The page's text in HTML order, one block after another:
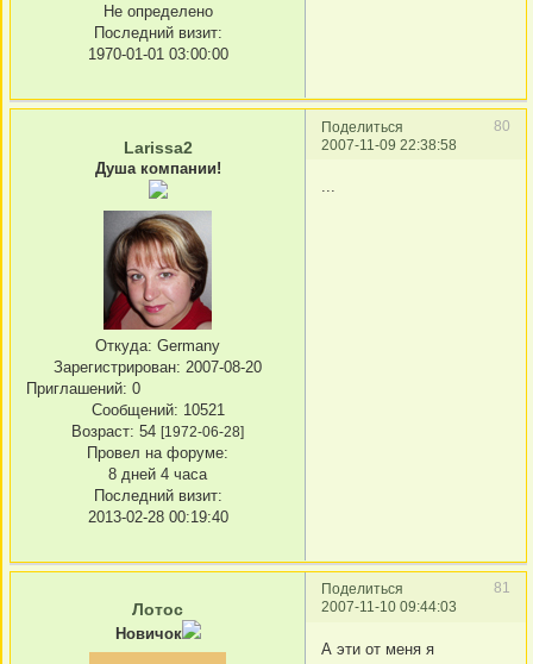
Не определено
Последний визит:
1970-01-01 03:00:00
Поделиться
80
2007-11-09 22:38:58
Larissa2
Душа компании!
Откуда: Germany
Зарегистрирован: 2007-08-20
Приглашений: 0
Сообщений: 10521
Возраст: 54 [1972-06-28]
Провел на форуме:
8 дней 4 часа
Последний визит:
2013-02-28 00:19:40
...
Поделиться
81
2007-11-10 09:44:03
Лотос
Новичок
А эти от меня я